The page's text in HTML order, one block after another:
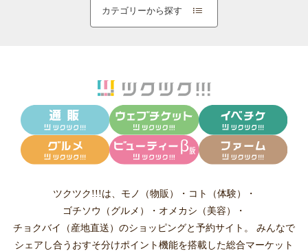
カテゴリーから探す
ツクツク!!!は、 モノ（物販） ・ コト（体験）
・
ゴチソウ（グルメ）
・ オメカシ（美容）
・
チョクバイ（産地直送） のショッピングと予約サイト。
みんなで
シェアし合う おすそ分けポイント機能を搭載した総合マーケット